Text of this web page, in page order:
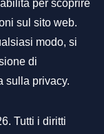
per scoprire
sul sito web.
modo, si
di
sulla privacy.
Tutti i diritti